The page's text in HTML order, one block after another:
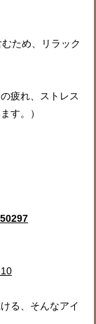
ため、リラック
疲れ、ストレス
す。）
る、そんなアイ